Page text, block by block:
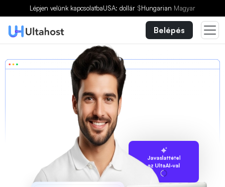
Lépjen velünk kapcsolatbaUSA: dollár $Hungarian Magyar
Belépés
Javaslattétel
az UltaAI-val